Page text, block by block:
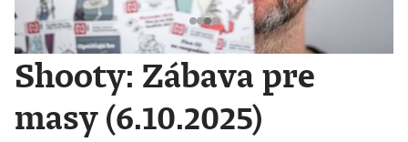
Shooty: Zábava pre
masy (6.10.2025)